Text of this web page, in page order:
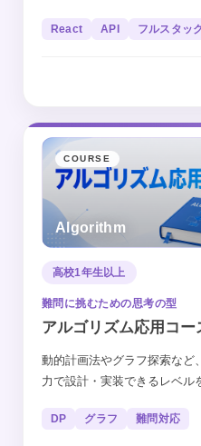
React API フルスタッ
COURSE
Algorithm
高校1年生以上
難問に挑むための思考の型
アルゴリズム応用コー
動的計画法やグラフ探索など
力で設計・実装できるレベル
DP グラフ 難問対応